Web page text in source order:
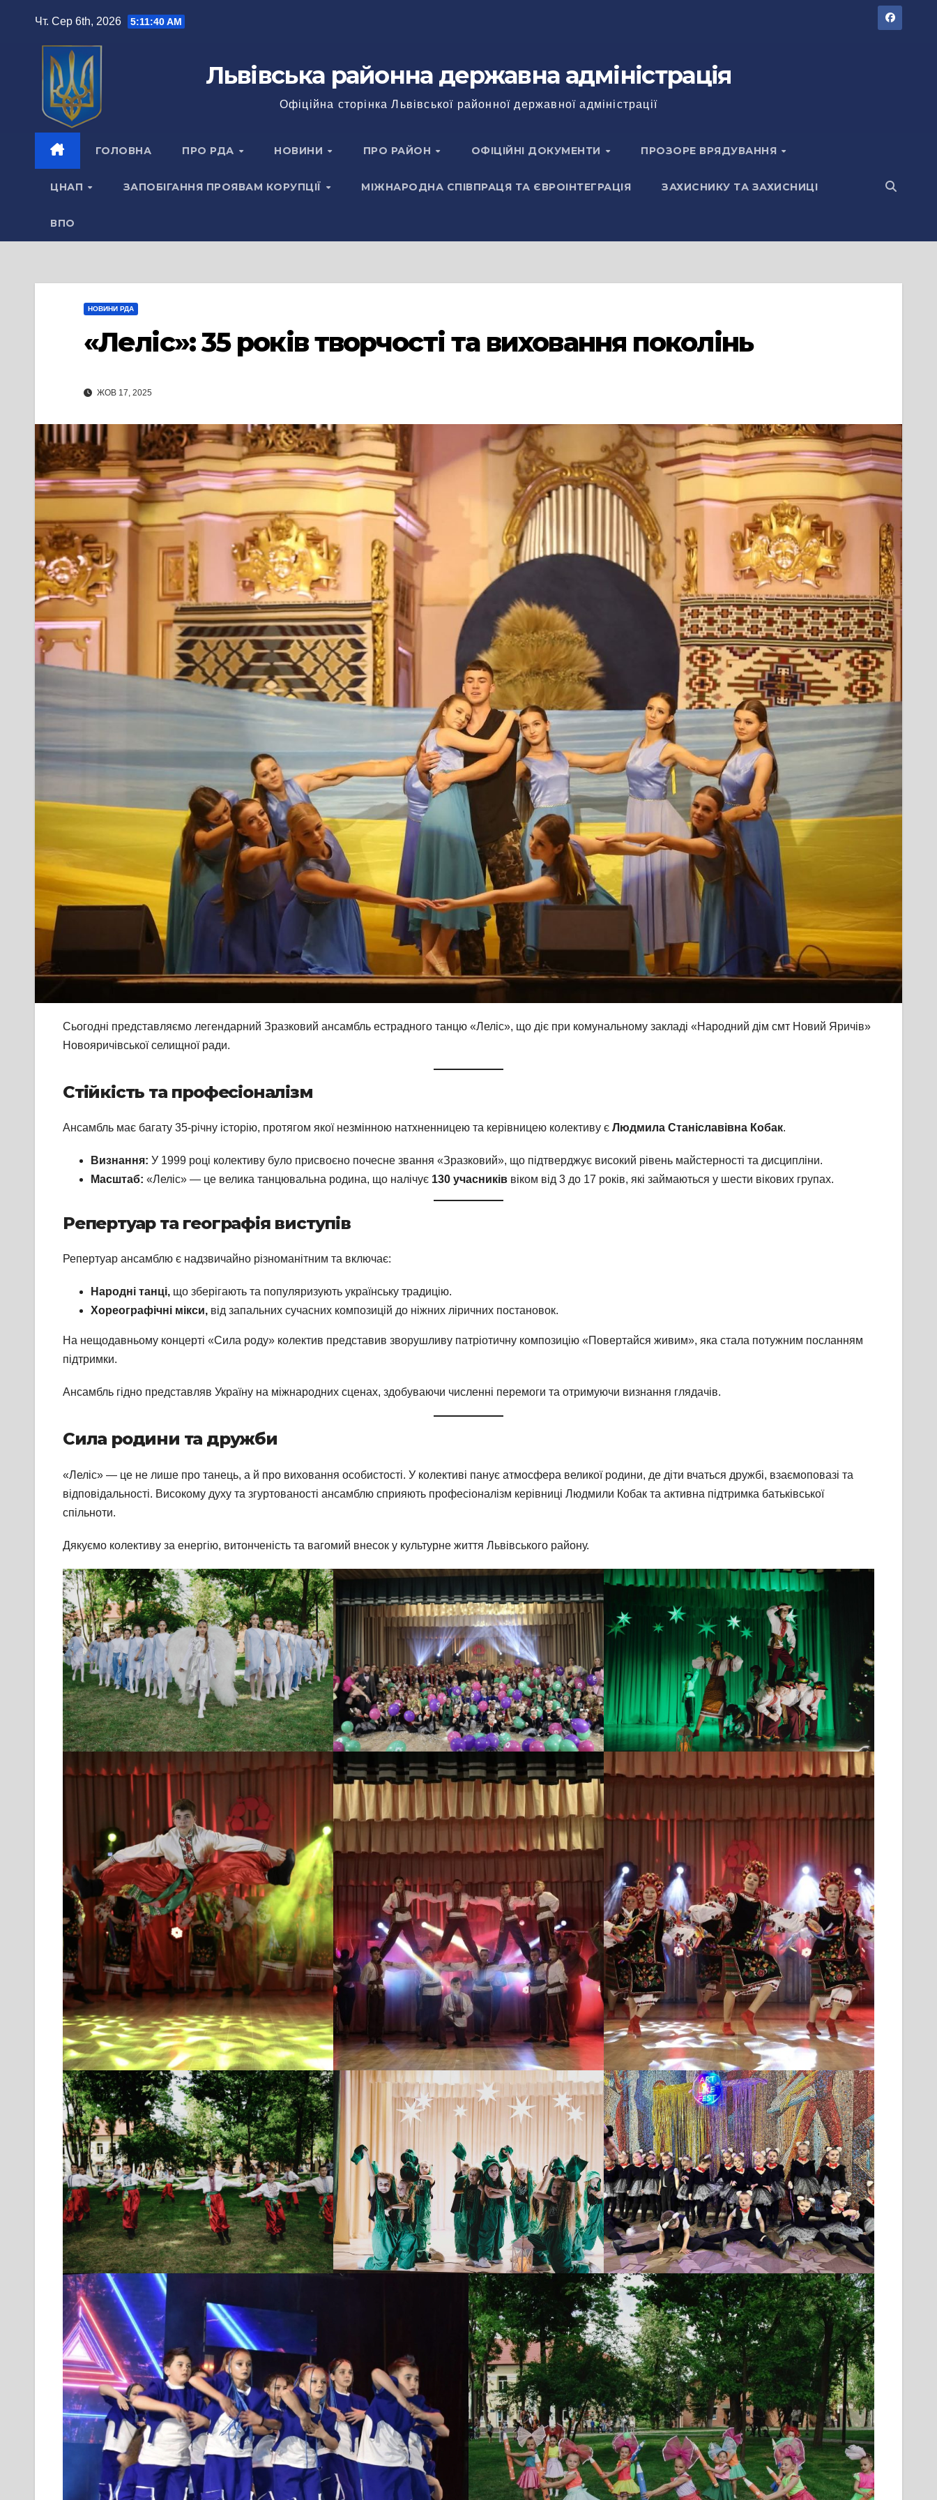
Чт. Сер 6th, 2026 5:11:42 AM
Львівська районна державна адміністрація
Офіційна сторінка Львівської районної державної адміністрації
ГОЛОВНА ПРО РДА НОВИНИ ПРО РАЙОН ОФІЦІЙНІ ДОКУМЕНТИ ПРОЗОРЕ ВРЯДУВАННЯ
ЦНАП ЗАПОБІГАННЯ ПРОЯВАМ КОРУПЦІЇ МІЖНАРОДНА СПІВПРАЦЯ ТА ЄВРОІНТЕГРАЦІЯ ЗАХИСНИКУ ТА ЗАХИСНИЦІ
ВПО
НОВИНИ РДА
«Леліс»: 35 років творчості та виховання поколінь
ЖОВ 17, 2025
Сьогодні представляємо легендарний Зразковий ансамбль естрадного танцю «Леліс», що діє при комунальному закладі «Народний дім смт Новий Яричів»
Новояричівської селищної ради.
Стійкість та професіоналізм
Ансамбль має багату 35-річну історію, протягом якої незмінною натхненницею та керівницею колективу є Людмила Станіславівна Кобак.
Визнання: У 1999 році колективу було присвоєно почесне звання «Зразковий», що підтверджує високий рівень майстерності та дисципліни.
Масштаб: «Леліс» — це велика танцювальна родина, що налічує 130 учасників віком від 3 до 17 років, які займаються у шести вікових групах.
Репертуар та географія виступів
Репертуар ансамблю є надзвичайно різноманітним та включає:
Народні танці, що зберігають та популяризують українську традицію.
Хореографічні мікси, від запальних сучасних композицій до ніжних ліричних постановок.
На нещодавньому концерті «Сила роду» колектив представив зворушливу патріотичну композицію «Повертайся живим», яка стала потужним посланням
підтримки.
Ансамбль гідно представляв Україну на міжнародних сценах, здобуваючи численні перемоги та отримуючи визнання глядачів.
Сила родини та дружби
«Леліс» — це не лише про танець, а й про виховання особистості. У колективі панує атмосфера великої родини, де діти вчаться дружбі, взаємоповазі та
відповідальності. Високому духу та згуртованості ансамблю сприяють професіоналізм керівниці Людмили Кобак та активна підтримка батьківської
спільноти.
Дякуємо колективу за енергію, витонченість та вагомий внесок у культурне життя Львівського району.